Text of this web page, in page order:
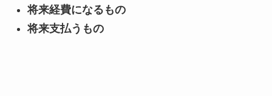
将来経費になるもの
将来支払うもの